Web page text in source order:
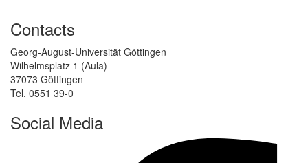
Contacts
Georg-August-Universität Göttingen
Wilhelmsplatz 1 (Aula)
37073 Göttingen
Tel. 0551 39-0
Social Media